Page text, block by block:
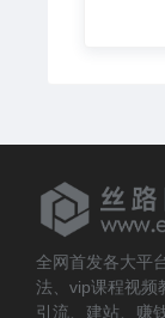
矩阵
全网首发各大平
法、vip课程视频
引流、建站、赚